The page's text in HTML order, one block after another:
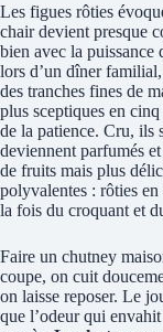
Les figues rôties
chair devient presque
bien avec la puissance
lors d’un dîner
des tranches fines de
plus sceptiques en
de la patience. Cru, ils
deviennent parfumés
de fruits mais plus
polyvalentes : rôties
la fois du croquant et
Faire un chutney
coupe, on cuit
on laisse reposer. Le
que l’odeur qui